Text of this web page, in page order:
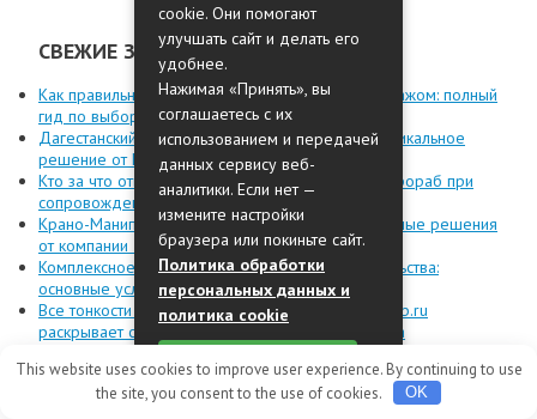
СВЕЖИЕ ЗАПИСИ
Как правильно заказать пластиковые окна с монтажом: полный
гид по выбору и установке
Дагестанский камень для фасада в Москве — уникальное
решение от Камень Юг
Кто за что отвечает: дизайнер, комплектатор и прораб при
сопровождении объекта
Крано-Манипуляторные Установки (КМУ): Надежные решения
от компании ТехМодерн
Комплексное решение для дорожного строительства:
основные услуги компании C-Проджект в Москве
Все тонкости типографики: как сайт typographi-spb.ru
раскрывает секреты эстетичной печати и дизайна
промышленности
Полное руководство по выбору и покупке гранитной
cookie. Они помогают
улучшать сайт и делать его
удобнее.
Нажимая «Принять», вы
соглашаетесь с их
использованием и передачей
данных сервису веб-
аналитики. Если нет —
измените настройки
браузера или покиньте сайт.
Политика обработки
персональных данных и
политика cookie
This website uses cookies to improve user experience. By continuing to use
the site, you consent to the use of cookies.
OK